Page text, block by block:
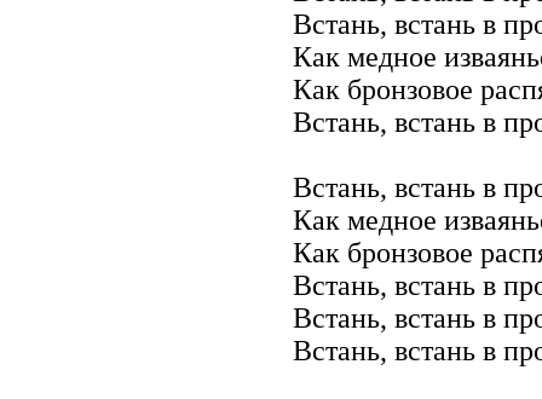
Встань, встань в
Как медное
Как бpонзовое
Встань, встань в
Встань, встань в
Как медное
Как бpонзовое
Встань, встань в
Встань, встань в
Встань, встань в